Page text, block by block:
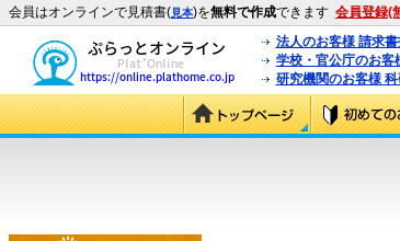
会員はオンラインで見積書(見本)を無料で作成できます 会員登録(
法人のお客様 請求
学校・官公庁のお客
研究機関のお客様